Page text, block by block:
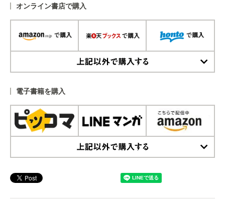
オンライン書店で購入
電子書籍を購入